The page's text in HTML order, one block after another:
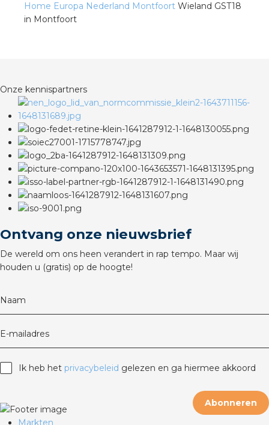
Home Europa Nederland Montfoort Wieland GST18
in Montfoort
Onze kennispartners
Ontvang onze nieuwsbrief
De wereld om ons heen verandert in rap tempo. Maar wij
houden u (gratis) op de hoogte!
Naam
E-mailadres
Ik heb het privacybeleid gelezen en ga hiermee akkoord
Abonneren
waarde
groothandels
Markten